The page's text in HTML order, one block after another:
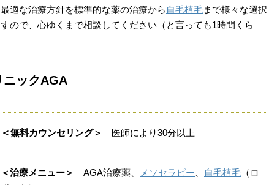
適な治療方針を標準的な薬の治療から 自毛植毛まで様々な選択
ので、心ゆくまで相談してください（と言っても1時間くら
ニックAGA
＜無料カウンセリング＞ 医師により30分以上
＜治療メニュー＞ AGA治療薬、 メソセラピー 自毛植毛 （ロ